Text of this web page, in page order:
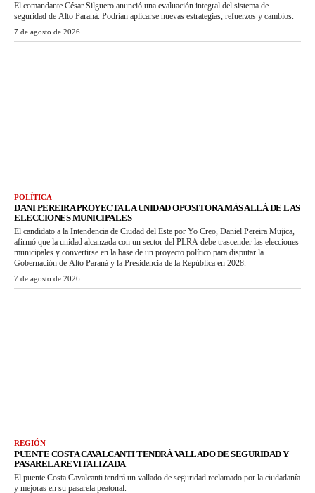
El comandante César Silguero anunció una evaluación integral del sistema de
seguridad de Alto Paraná. Podrían aplicarse nuevas estrategias, refuerzos y cambios.
7 de agosto de 2026
POLÍTICA
DANI PEREIRA PROYECTA LA UNIDAD OPOSITORA MÁS ALLÁ DE LAS
ELECCIONES MUNICIPALES
El candidato a la Intendencia de Ciudad del Este por Yo Creo, Daniel Pereira Mujica,
afirmó que la unidad alcanzada con un sector del PLRA debe trascender las elecciones
municipales y convertirse en la base de un proyecto político para disputar la
Gobernación de Alto Paraná y la Presidencia de la República en 2028.
7 de agosto de 2026
REGIÓN
PUENTE COSTA CAVALCANTI TENDRÁ VALLADO DE SEGURIDAD Y
PASARELA REVITALIZADA
El puente Costa Cavalcanti tendrá un vallado de seguridad reclamado por la ciudadanía
y mejoras en su pasarela peatonal.